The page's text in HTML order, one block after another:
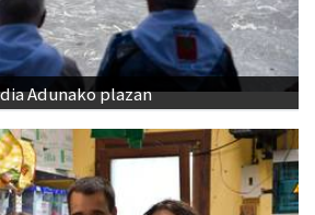
Adunako plazan